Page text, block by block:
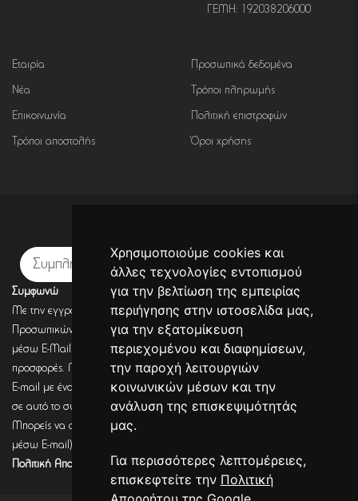
Χρησιμοποιούμε cookies και
άλλες τεχνολογίες εντοπισμού
για την βελτίωση της εμπειρίας
περιήγησης στην ιστοσελίδα μας,
για την εξατομίκευση
περιεχομένου και διαφημίσεων,
την παροχή λειτουργιών
κοινωνικών μέσων και την
ανάλυση της επισκεψιμότητάς
μας.
Για περισσότερες λεπτομέρειες,
επισκεφτείτε την Πολιτική
ΓΕΜΗ: 192038206000
Εταιρία
Νέα
Επικοινωνία
Τρόποι αποστολής
Προσωπικά δεδομένα
Τρόποι πληρωμής
Πολιτική επιστροφών
Όροι χρήσης
Εγγραφή
Συμφωνώ
Με την εγγραφή σου, συμφωνείς με την Πολιτική Προστασίας
Προσωπικών Δεδομένων και συμφωνείς πως η DECORSEASONS μπορεί
μέσω E-Mail να στέλνει πληροφορίες για σχετικά προϊόντα, τις τρέχουσες
προσφορές. Μετά από έλεγχο από την DECORSEASONS θα λάβεις ένα
E-mail με ένα link επιβεβαίωσης (Double opt-in). Μόνο μετά από κλικ
σε αυτό το σύνδεσμο, η εγγραφή θα έχει ολοκληρωθεί.
Μπορείς να αποσύρεις τη συναίνεση (για να λαμβάνεις πληροφορίες
μέσω E-mail) οποιαδήποτε στιγμή σύμφωνα με όσα καθορίζονται στην
Πολιτική Απορρήτου.